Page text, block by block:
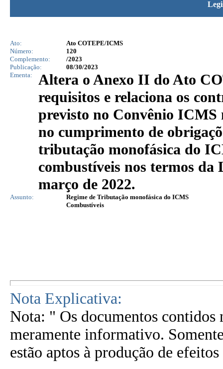
Ato:
Ato COTEPE/ICMS
Número:
120
Complemento:
/2023
Publicação:
08/30/2023
Ementa:
Altera o Anexo II do Ato
requisitos e relaciona os
previsto no Convênio ICMS
no cumprimento de
tributação monofásica do
combustíveis nos termos da
março de 2022.
Assunto:
Regime de Tributação monofásica do ICMS
Combustíveis
Nota Explicativa:
Nota: " Os documentos contidos
meramente informativo.
estão aptos à produção de